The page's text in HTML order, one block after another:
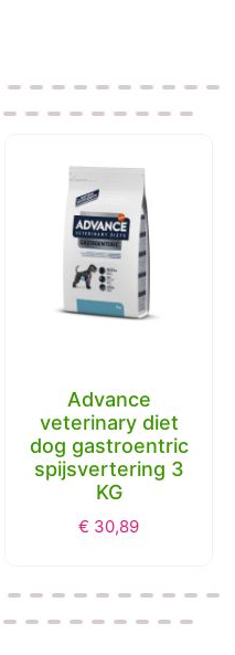
Advance
veterinary diet
dog gastroentric
spijsvertering 3
KG
€ 30,89